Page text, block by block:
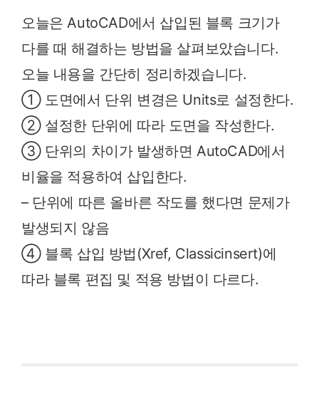
오늘은 AutoCAD에서 삽입된 블록 크기가
다를 때 해결하는 방법을 살펴보았습니다.
오늘 내용을 간단히 정리하겠습니다.
① 도면에서 단위 변경은 Units로 설정한다.
② 설정한 단위에 따라 도면을 작성한다.
③ 단위의 차이가 발생하면 AutoCAD에서
비율을 적용하여 삽입한다.
– 단위에 따른 올바른 작도를 했다면 문제가
발생되지 않음
④ 블록 삽입 방법(Xref, Classicinsert)에
따라 블록 편집 및 적용 방법이 다르다.